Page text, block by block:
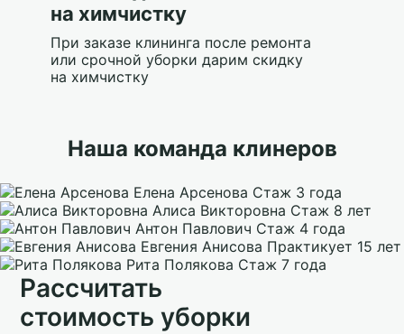
на химчистку
При заказе клининга после ремонта
или срочной уборки дарим скидку
на химчистку
Наша команда клинеров
Елена Арсенова Стаж 3 года
Алиса Викторовна Стаж 8 лет
Антон Павлович Стаж 4 года
Евгения Анисова Практикует 15 лет
Рита Полякова Стаж 7 года
Рассчитать
стоимость уборки